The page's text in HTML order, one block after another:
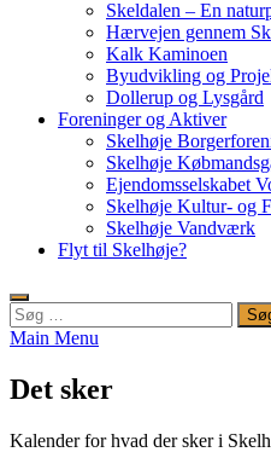
Skeldalen – En
Hærvejen gennem
Kalk Kaminoen
Byudvikling og
Dollerup og Lysgård
Foreninger og Aktiver
Skelhøje
Skelhøje
Ejendomsselskabet
Skelhøje Kultur- og
Skelhøje Vandværk
Flyt til Skelhøje?
Søg
efter:
Main Menu
Det sker
Kalender for hvad der sker i